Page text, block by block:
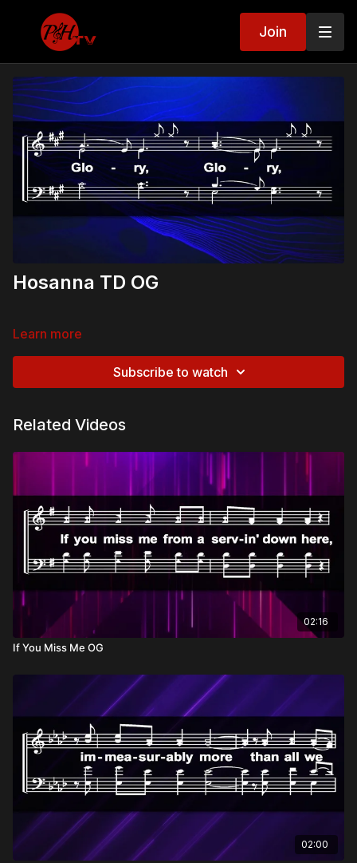
Join
Hosanna TD OG
Learn more
Subscribe to watch
Related Videos
02:16
If You Miss Me OG
02:00